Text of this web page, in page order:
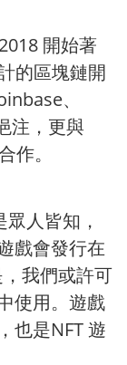
開始著
的區塊鏈開
、
注，更與
作。
人皆知，
戲會發行在
我們或許可
使用。遊戲
也是NFT 遊